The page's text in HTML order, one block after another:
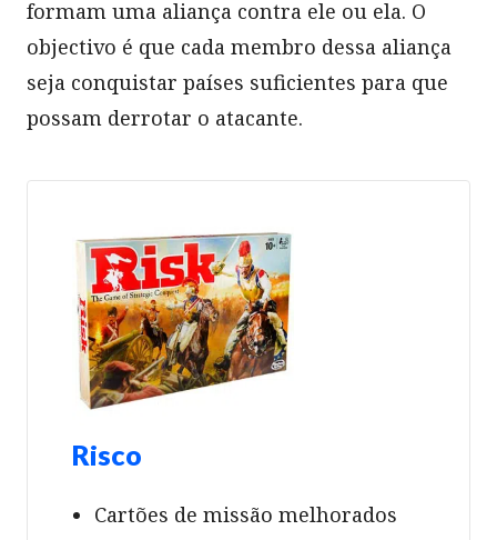
formam uma aliança contra ele ou ela. O
objectivo é que cada membro dessa aliança
seja conquistar países suficientes para que
possam derrotar o atacante.
Risco
Cartões de missão melhorados